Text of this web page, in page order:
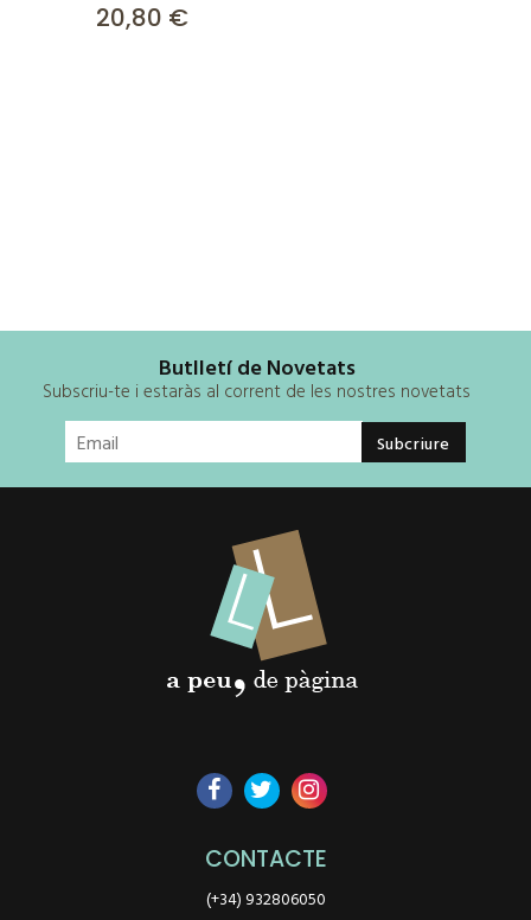
20,80 €
Butlletí de Novetats
Subscriu-te i estaràs al corrent de les nostres novetats
CONTACTE
(+34) 932806050